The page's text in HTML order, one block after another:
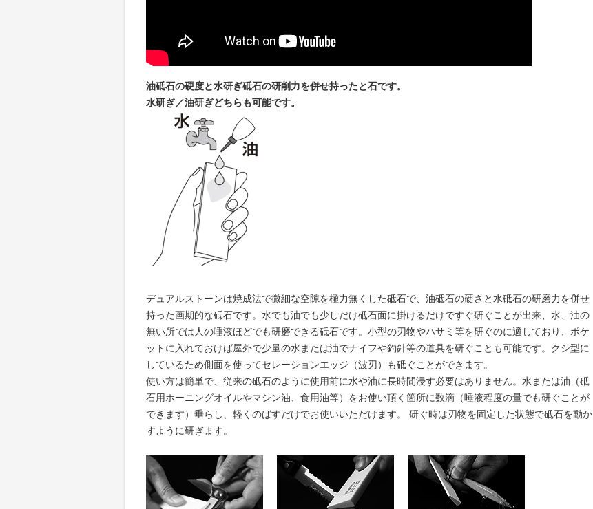
油砥石の硬度と水研ぎ砥石の研削力を併せ持ったと石です。
水研ぎ／油研ぎどちらも可能です。
デュアルストーンは焼成法で微細な空隙を極力無くした砥石で、油砥石の硬さと水砥石の研磨力を併せ
持った画期的な砥石です。水でも油でも少しだけ砥石面に掛けるだけですぐ研ぐことが出来、水、油の
無い所では人の唾液ほどでも研磨できる砥石です。小型の刃物やハサミ等を研ぐのに適しており、ポケ
ットに入れておけば屋外で少量の水または油でナイフや釣針等の道具を研ぐことも可能です。クシ型に
しているため側面を使ってセレーションエッジ（波刃）も砥ぐことができます。
使い方は簡単で、従来の砥石のように使用前に水や油に長時間浸す必要はありません。水または油（砥
石用ホーニングオイルやマシン油、食用油等）をお使い頂く箇所に数滴（唾液程度の量でも研ぐことが
できます）垂らし、軽くのばすだけでお使いいただけます。 研ぐ時は刃物を固定した状態で砥石を動か
すように研ぎます。